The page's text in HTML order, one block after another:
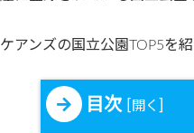
ケアンズの国立公園TOP5を紹
目次 開く